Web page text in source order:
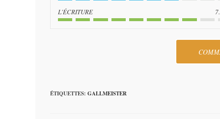
L'ÉCRITURE
ÉTIQUETTES: GALLMEISTER